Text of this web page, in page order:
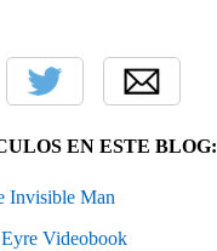
EN ESTE BLOG:
Invisible Man
Eyre Videobook